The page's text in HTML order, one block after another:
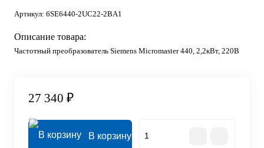
Артикул: 6SE6440-2UC22-2BA1
Описание товара:
Частотный преобразователь Siemens Micromaster 440, 2,2кВт, 220В
27 340 ₽
В корзину